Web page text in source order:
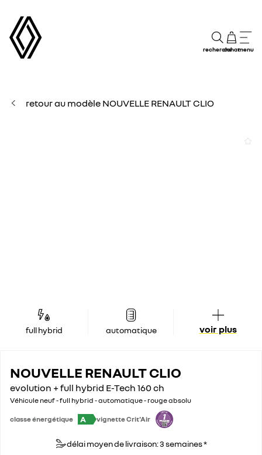
rechercheachatmenu
retour au modèle NOUVELLE RENAULT CLIO
full hybrid automatique voir plus
NOUVELLE RENAULT CLIO
evolution + full hybrid E-Tech 160 ch
Véhicule neuf - full hybrid - automatique - rouge absolu
classe énergétique A vignette Crit'Air
délai moyen de livraison: 3 semaines *